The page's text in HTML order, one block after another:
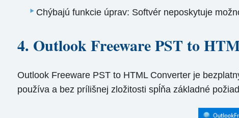
Chýbajú funkcie úprav: Softvér neposkytuje
4. Outlook Freeware PST to
Outlook Freeware PST to HTML Converter je
používa a bez prílišnej zložitosti spĺňa základné